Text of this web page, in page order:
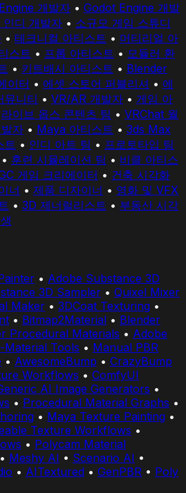
개발자 • Godot Engine 개발
인디 개발자 • 소규모 게임 스튜디
• 테크니컬 아티스트 • 머티리얼 아
스트 • 프롭 아티스트 • 모듈러 환
• 키트배시 아티스트 • Blender
이터 • 에셋 스토어 퍼블리셔 • 에
뮤니티 • VR/AR 개발자 • 게임 아
라이브 옵스 콘텐츠 팀 • VRChat 월
자 • Maya 아티스트 • 3ds Max
트 • 인디 아트 팀 • 프로토타입 팀
• 훈련 시뮬레이션 팀 • 비클 아티스
게임 크리에이터 • 건축 시각화
너 • 제품 디자이너 • 영화 및 VFX
• 3D 제너럴리스트 • 부동산 시각
• Adobe Substance 3D
3D Sampler • Quixel Mixer
Maker • 3DCoat Texturing •
• Bitmap2Material • Blender
Procedural Materials • Adobe
Tools • Manual PBR
• AwesomeBump • CrazyBump
Workflows • ComfyUI
AI Image Generators •
• Procedural Material Graphs •
• Maya Texture Painting •
Texture Workflows •
• Polycam Material
• Meshy AI • Scenario AI •
• AITextured • GenPBR • Poly